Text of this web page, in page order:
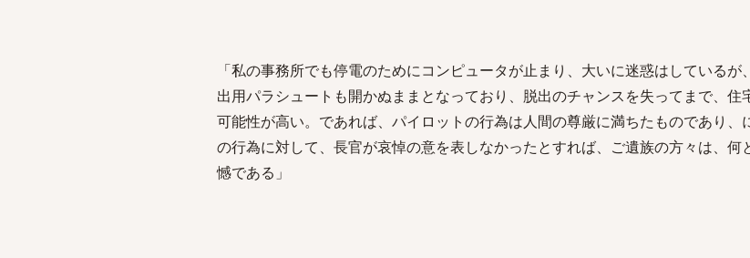
「私の事務所でも停電のためにコンピュータが止まり、大いに迷惑はしている
出用パラシュートも開かぬままとなっており、脱出のチャンスを失ってまで、住
可能性が高い。であれば、パイロットの行為は人間の尊厳に満ちたものであり、
の行為に対して、長官が哀悼の意を表しなかったとすれば、ご遺族の方々は、何
憾である」